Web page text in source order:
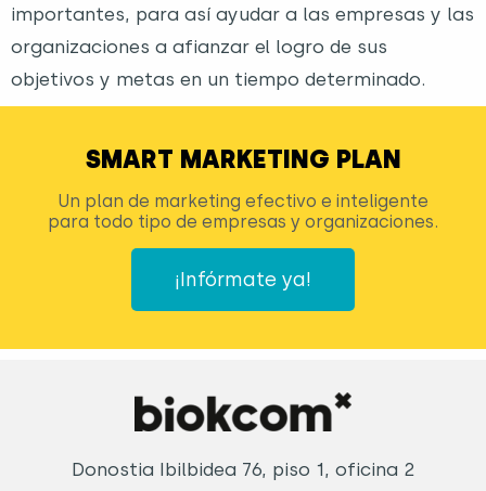
importantes, para así ayudar a las empresas y las
organizaciones a afianzar el logro de sus
objetivos y metas en un tiempo determinado.
SMART MARKETING PLAN
Un plan de marketing efectivo e inteligente
para todo tipo de empresas y organizaciones.
¡Infórmate ya!
Donostia Ibilbidea 76, piso 1, oficina 2